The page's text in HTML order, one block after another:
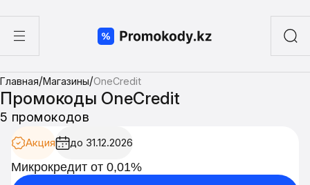
суши
Главная/Магазины/OneCredit
Промокоды OneCredit
5 промокодов
Акция до 31.12.2026
Микрокредит от 0,01%